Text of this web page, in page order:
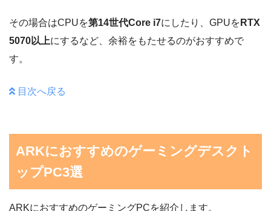
その場合はCPUを第14世代Core i7にしたり、GPUを RTX
5070以上にするなど、余裕をもたせるのがおすすめで
す。
目次へ戻る
ARKにおすすめのゲーミングデスクト
ップPC3選
ARKにおすすめのゲーミングPCを紹介します。